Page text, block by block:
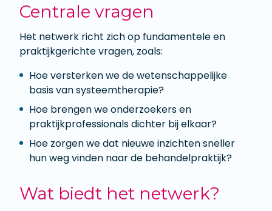
Centrale vragen
Het netwerk richt zich op fundamentele en
praktijkgerichte vragen, zoals:
Hoe versterken we de wetenschappelijke
basis van systeemtherapie?
Hoe brengen we onderzoekers en
praktijkprofessionals dichter bij elkaar?
Hoe zorgen we dat nieuwe inzichten sneller
hun weg vinden naar de behandelpraktijk?
Wat biedt het netwerk?